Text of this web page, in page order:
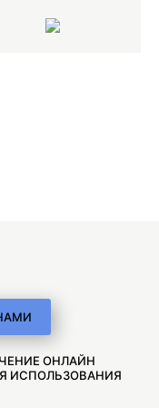
ОНЛАЙН
ИСПОЛЬЗОВАНИЯ